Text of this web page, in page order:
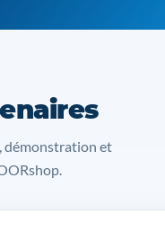
démonstration et